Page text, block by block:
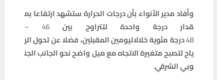
وأفاد مدير الأنواء بأندرجات الحرارة ستشهد ارتفاعا بم
قدار
درجة واحدة لتتراوح بين
46 –
48درجة مئوية خلالاليومين المقبلين،فضلا عنتحول الر
ياح لتصبح متغيرة الاتجاهمعميل واضح نحو الجانب الجن
وبي الشرقي.